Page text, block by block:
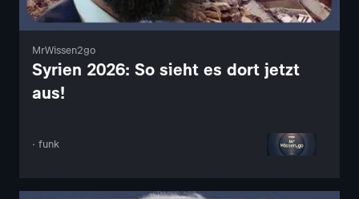
MrWissen2go
Syrien 2026: So sieht es dort jetzt
aus!
· funk